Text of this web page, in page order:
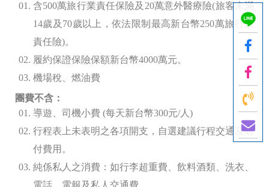
含500萬旅行業責任保險及20萬意外醫療險(旅客未滿
14歲及70歲以上，依法限制最高新台幣250萬旅行業
責任險)。
履約保證保險保額新台幣4000萬元。
機場稅、燃油費
團費不含：
導遊、司機小費 (每天新台幣300元/人)
行程表上未表明之各項開支，自選建議行程交通及應
付費用。
純係私人之消費：如行李超重費、飲料酒類、洗衣、
電話、電報及私人交通費。